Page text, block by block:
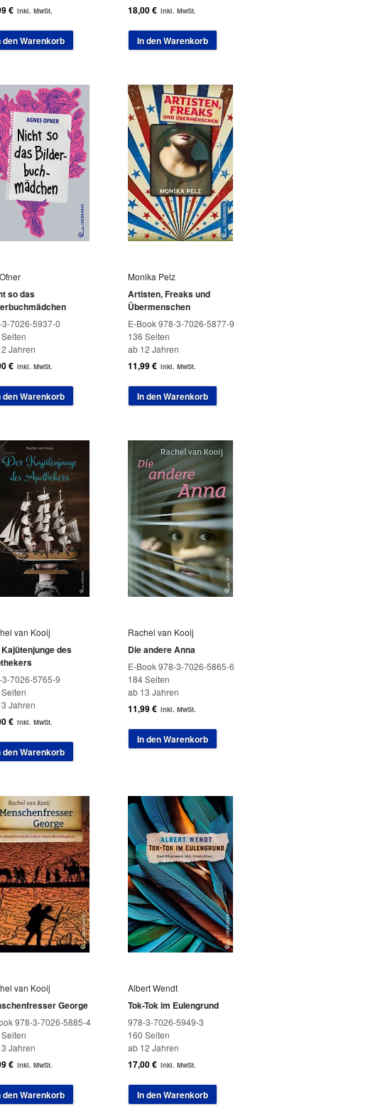
€ inkl. MwSt.
den Warenkorb
18,00€ inkl. MwSt.
In den Warenkorb
so das
7026-5937-0
Jahren
€ inkl. MwSt.
den Warenkorb
Monika Pelz
Artisten, Freaks und
Übermenschen
E-Book 978-3-7026-5877-9
136 Seiten
ab 12 Jahren
11,99€ inkl. MwSt.
In den Warenkorb
van Kooij
des
7026-5765-9
Jahren
€ inkl. MwSt.
den Warenkorb
Rachel van Kooij
Die andere Anna
E-Book 978-3-7026-5865-6
184 Seiten
ab 13 Jahren
11,99€ inkl. MwSt.
In den Warenkorb
van Kooij
George
978-3-7026-5885-4
Jahren
€ inkl. MwSt.
den Warenkorb
Albert Wendt
Tok-Tok im Eulengrund
978-3-7026-5949-3
160 Seiten
ab 12 Jahren
17,00€ inkl. MwSt.
In den Warenkorb